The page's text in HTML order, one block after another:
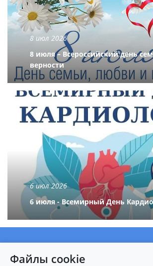
8 июл 2026
8 июля – Всероссийский день
верности
6 июл 2026
6 июля - Всемирный День
О центре
Новости
Файлы cookie